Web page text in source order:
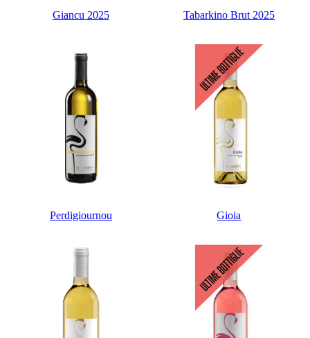
Giancu 2025 Tabarkino Brut 2025
Perdigiournou Gioia